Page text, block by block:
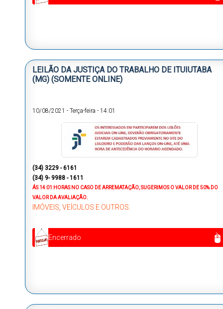
LEILÃO DA JUSTIÇA DO TRABALHO DE ITUIUTABA
(MG) (SOMENTE ONLINE)
10/08/2021 - Terça-feira - 14:01
(34) 3229 - 6161
(34) 9- 9988 - 1611
ÁS 14:01 HORAS NO CASO DE ARREMATAÇÃO, SUGERIMOS O VALOR DE 50% DO
VALOR DA AVALIAÇÃO.
IMÓVEIS, VEÍCULOS E OUTROS.
Encerrado